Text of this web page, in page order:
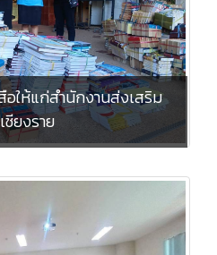
ให้แก่สำนักงานส่งเสริม
ชียงราย